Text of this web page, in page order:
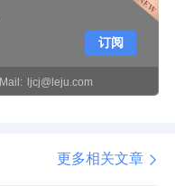
Mail: ljcj@leju.com
订阅
更多相关文章